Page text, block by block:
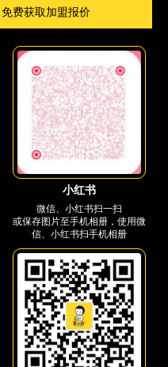
免费获取加盟报价
小红书
微信、小红书扫一扫
或保存图片至手机相册，使用微
信、小红书扫手机相册